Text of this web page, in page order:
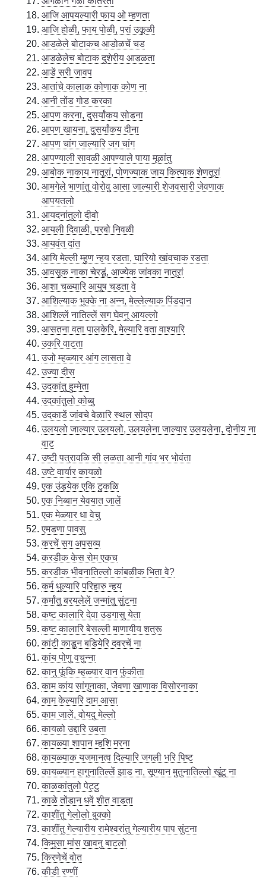
आजि आपयल्यारी फाय ओ म्हणता
आजि होळी, फाय पोळी, परां उकूळी
आडळेले बोटाकच आडोळचें चड
आडळेलेच बोटाक दुशेरीय आडळता
आडें सरी जावप
आतांचे कालाक कोणाक कोण ना
आनी तोंड गोड करका
आपण करना, दुसर्यांकय सोडना
आपण खायना, दुसर्यांकय दीना
आपण चांग जाल्यारि जग चांग
आपण्याली सावळी आपण्याले पाया मूळांतु
आबोक नाकाय नातूरां, पोणज्याक जाय कित्याक शेणतूरां
आमगेले भाणांतु वोरोवु आसा जाल्यारी शेजवसारी जेवणाक
आपयतलो
आयदनांतुलो दीवो
आयली दिवाळी, परबो निवळी
आयवंत दांत
आयि मेल्ली म्हुण न्हय रडता, घारियो खांवचाक रडता
आवसूक नाका चेरडूं, आज्येक जांवका नातूरां
आशा चळ्यारि आयुष चडता वे
आशिल्याक भुक्के ना अन्न, मेल्लेल्याक पिंडदान
आशिल्लें नातिल्लें सग घेवनु आयल्लो
आसतना वता पालकेरि, मेल्यारि वता वाश्यारि
उकरि वाटता
उजो म्हळ्यार आंग लासता वे
उज्या दीस
उदकांतु हुम्मेता
उदकांतुलो कोब्बु
उदकाडें जांवचे वेळारि स्थल सोदप
उलयलो जाल्यार उलयलो, उलयलेना जाल्यार उलयलेना, दोनीय ना
वाट
उष्टी पत्रावळि सी लळता आनी गांव भर भोवंता
उष्टे वार्यार कायळो
एक उंड्येक एकि टुकळि
एक निब्बान येवयात जालें
एक मेळ्यार धा वेचु
एमडणा पावसु
करचें सग अपसव्य
करडीक केस रोम एकच
करडीक भीवनातिल्लो कांबळीक भिता वे?
कर्म धुल्यारि परिहारु न्हय
कर्मांतु बरयलेलें जन्मांतु सुंटना
कष्ट कालारि देवा उडगासु येता
कष्ट कालारि बेसल्ली माणायीय शत्रू
कांटी काडून बडियेरि दवरचें ना
कांय पोणु वचुन्ना
कानु फूंकि म्हळ्यार वान फुंकीता
काम कांय सांगूनाका, जेवणा खाणाक विसोरनाका
काम केल्यारि दाम आसा
काम जालें, वोयदु मेल्लो
कायळो उद्दारि उबता
कायळ्या शापान म्हशि मरना
कायळ्याक यजमानत्व दिल्यारि जगली भरि पिष्ट
कायळ्यान हागुनातिल्लें झाड ना, सूण्यान मुतुनातिल्लो खूंटु ना
काळकांतुलो पेट्टु
काळे तोंडान धवें शीत वाडता
काशींतु गेलोलो बुक्को
काशींतु गेल्यारीय रामेश्वरांतु गेल्यारीय पाप सुंटना
किमुसा मांस खावनु बाटलो
किरणेचें वोत
कीडी रण्णीं